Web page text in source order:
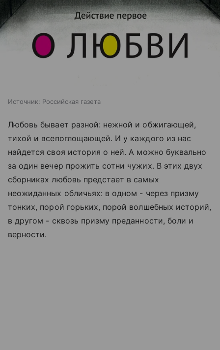
Источник: Российская газета
Любовь бывает разной: нежной и обжигающей,
тихой и всепоглощающей. И у каждого из нас
найдется своя история о ней. А можно буквально
за один вечер прожить сотни чужих. В этих двух
сборниках любовь предстает в самых
неожиданных обличьях: в одном - через призму
тонких, порой горьких, порой волшебных историй,
в другом - сквозь призму преданности, боли и
верности.